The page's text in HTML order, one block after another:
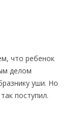
что ребенок
делом
уши. Но
поступил.